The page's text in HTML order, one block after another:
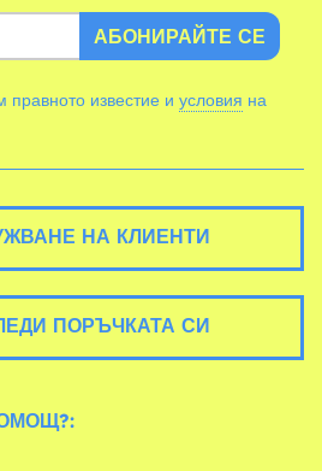
АБОНИРАЙТЕ СЕ
известие и условия
НА КЛИЕНТИ
ПОРЪЧКАТА СИ